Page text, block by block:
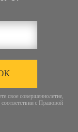
свое совершеннолетие,
с Правовой